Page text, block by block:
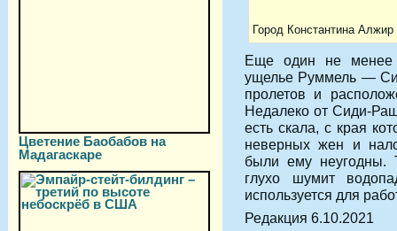
Цветение Баобабов на
Мадагаскаре
Город Константина
Еще один не менее
ущелье Руммель —
пролетов и
Недалеко от Сиди-
есть скала, с края
неверных жен и
были ему неугодны.
глухо шумит
используется для
Редакция 6.10.2021